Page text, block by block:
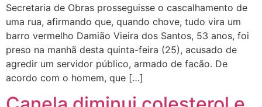
Secretaria de Obras prosseguisse o cascalhamento de
uma rua, afirmando que, quando chove, tudo vira um
barro vermelho Damião Vieira dos Santos, 53 anos, foi
preso na manhã desta quinta-feira (25), acusado de
agredir um servidor público, armado de facão. De
acordo com o homem, que […]